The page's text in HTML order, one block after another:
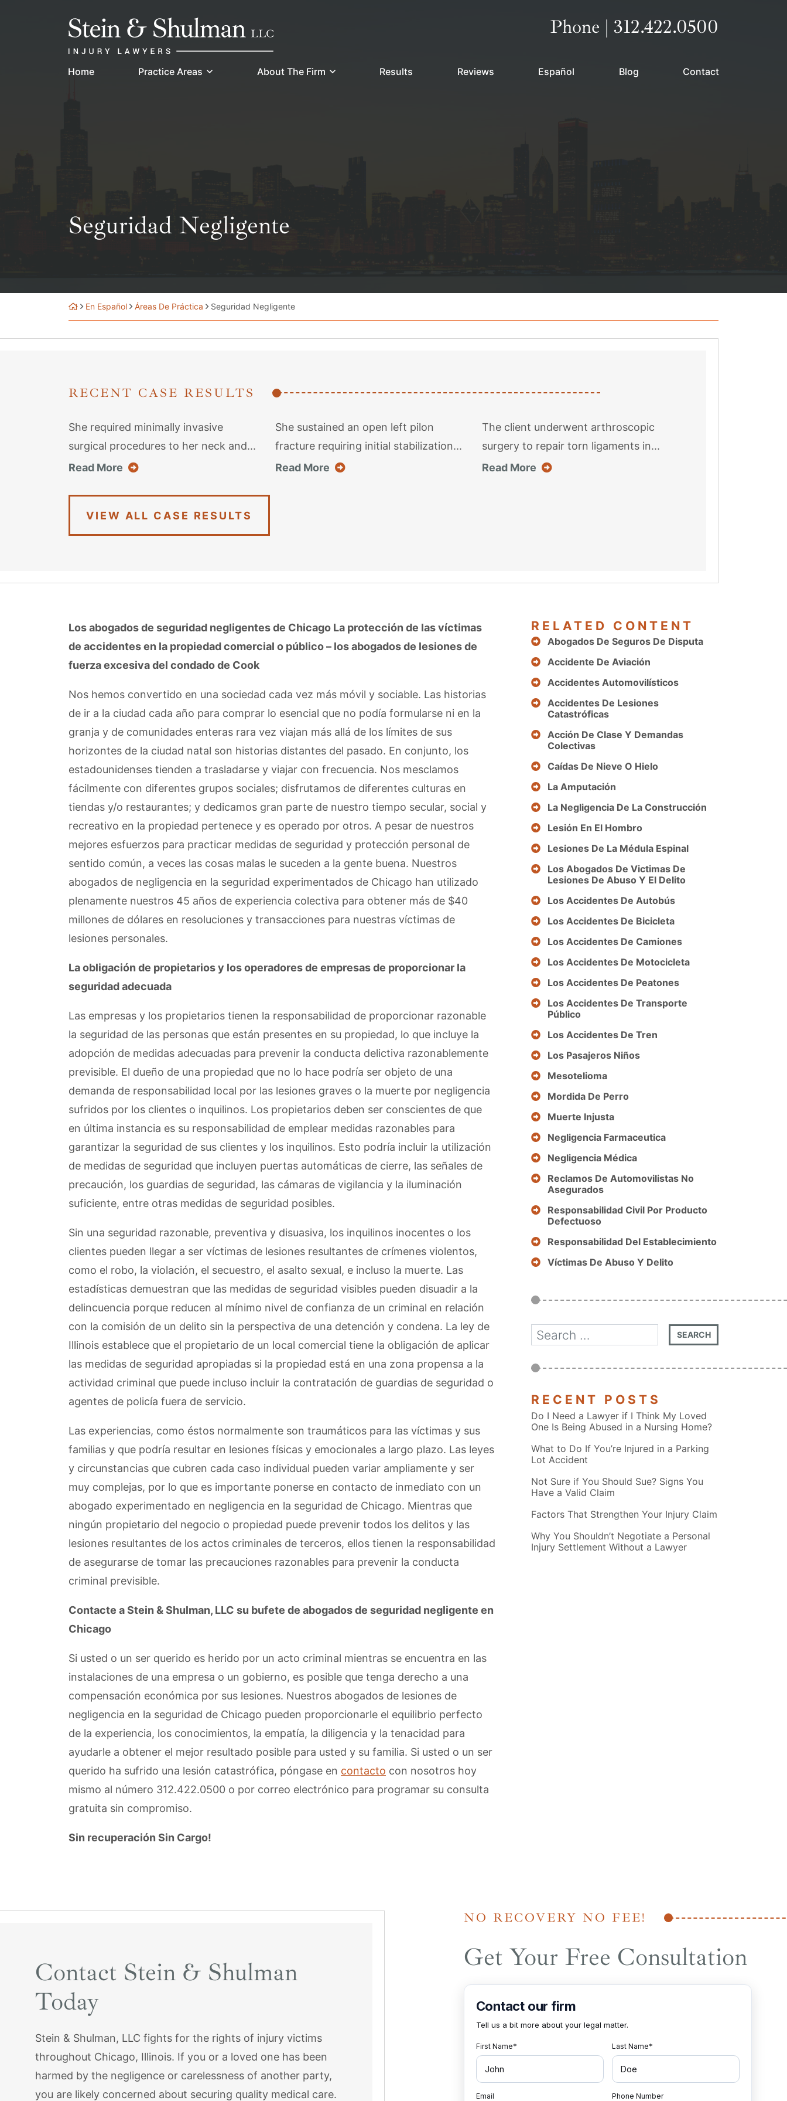
Return home Call our office
Phone | 312.422.0500
Home Practice Areas About The Firm Results Reviews Español Blog Contact
Seguridad Negligente
En Español Áreas De Práctica Seguridad Negligente
RECENT CASE RESULTS
She required minimally invasive
surgical procedures to her neck and...
Read More about this case result
She sustained an open left pilon
fracture requiring initial stabilization...
Read More about this case result
The client underwent arthroscopic
surgery to repair torn ligaments in...
Read More about this case result
VIEW ALL CASE RESULTS
Los abogados de seguridad negligentes de Chicago La protección de las víctimas
de accidentes en la propiedad comercial o público – los abogados de lesiones de
fuerza excesiva del condado de Cook
Nos hemos convertido en una sociedad cada vez más móvil y sociable. Las historias
de ir a la ciudad cada año para comprar lo esencial que no podía formularse ni en la
granja y de comunidades enteras rara vez viajan más allá de los límites de sus
horizontes de la ciudad natal son historias distantes del pasado. En conjunto, los
estadounidenses tienden a trasladarse y viajar con frecuencia. Nos mesclamos
fácilmente con diferentes grupos sociales; disfrutamos de diferentes culturas en
tiendas y/o restaurantes; y dedicamos gran parte de nuestro tiempo secular, social y
recreativo en la propiedad pertenece y es operado por otros. A pesar de nuestros
mejores esfuerzos para practicar medidas de seguridad y protección personal de
sentido común, a veces las cosas malas le suceden a la gente buena. Nuestros
abogados de negligencia en la seguridad experimentados de Chicago han utilizado
plenamente nuestros 45 años de experiencia colectiva para obtener más de $40
millones de dólares en resoluciones y transacciones para nuestras víctimas de
lesiones personales.
La obligación de propietarios y los operadores de empresas de proporcionar la
seguridad adecuada
Las empresas y los propietarios tienen la responsabilidad de proporcionar razonable
la seguridad de las personas que están presentes en su propiedad, lo que incluye la
adopción de medidas adecuadas para prevenir la conducta delictiva razonablemente
previsible. El dueño de una propiedad que no lo hace podría ser objeto de una
demanda de responsabilidad local por las lesiones graves o la muerte por negligencia
sufridos por los clientes o inquilinos. Los propietarios deben ser conscientes de que
en última instancia es su responsabilidad de emplear medidas razonables para
garantizar la seguridad de sus clientes y los inquilinos. Esto podría incluir la utilización
de medidas de seguridad que incluyen puertas automáticas de cierre, las señales de
precaución, los guardias de seguridad, las cámaras de vigilancia y la iluminación
suficiente, entre otras medidas de seguridad posibles.
Sin una seguridad razonable, preventiva y disuasiva, los inquilinos inocentes o los
clientes pueden llegar a ser víctimas de lesiones resultantes de crímenes violentos,
como el robo, la violación, el secuestro, el asalto sexual, e incluso la muerte. Las
estadísticas demuestran que las medidas de seguridad visibles pueden disuadir a la
delincuencia porque reducen al mínimo nivel de confianza de un criminal en relación
con la comisión de un delito sin la perspectiva de una detención y condena. La ley de
Illinois establece que el propietario de un local comercial tiene la obligación de aplicar
las medidas de seguridad apropiadas si la propiedad está en una zona propensa a la
actividad criminal que puede incluso incluir la contratación de guardias de seguridad o
agentes de policía fuera de servicio.
Las experiencias, como éstos normalmente son traumáticos para las víctimas y sus
familias y que podría resultar en lesiones físicas y emocionales a largo plazo. Las leyes
y circunstancias que cubren cada caso individual pueden variar ampliamente y ser
muy complejas, por lo que es importante ponerse en contacto de inmediato con un
abogado experimentado en negligencia en la seguridad de Chicago. Mientras que
ningún propietario del negocio o propiedad puede prevenir todos los delitos y las
lesiones resultantes de los actos criminales de terceros, ellos tienen la responsabilidad
de asegurarse de tomar las precauciones razonables para prevenir la conducta
criminal previsible.
Contacte a Stein & Shulman, LLC su bufete de abogados de seguridad negligente en
Chicago
Si usted o un ser querido es herido por un acto criminal mientras se encuentra en las
instalaciones de una empresa o un gobierno, es posible que tenga derecho a una
compensación económica por sus lesiones. Nuestros abogados de lesiones de
negligencia en la seguridad de Chicago pueden proporcionarle el equilibrio perfecto
de la experiencia, los conocimientos, la empatía, la diligencia y la tenacidad para
ayudarle a obtener el mejor resultado posible para usted y su familia. Si usted o un ser
querido ha sufrido una lesión catastrófica, póngase en contacto con nosotros hoy
mismo al número 312.422.0500 o por correo electrónico para programar su consulta
gratuita sin compromiso.
Sin recuperación Sin Cargo!
RELATED CONTENT
Abogados De Seguros De Disputa
Accidente De Aviación
Accidentes Automovilísticos
Accidentes De Lesiones
Catastróficas
Acción De Clase Y Demandas
Colectivas
Caídas De Nieve O Hielo
La Amputación
La Negligencia De La Construcción
Lesión En El Hombro
Lesiones De La Médula Espinal
Los Abogados De Victimas De
Lesiones De Abuso Y El Delito
Los Accidentes De Autobús
Los Accidentes De Bicicleta
Los Accidentes De Camiones
Los Accidentes De Motocicleta
Los Accidentes De Peatones
Los Accidentes De Transporte
Público
Los Accidentes De Tren
Los Pasajeros Niños
Mesotelioma
Mordida De Perro
Muerte Injusta
Negligencia Farmaceutica
Negligencia Médica
Reclamos De Automovilistas No
Asegurados
Responsabilidad Civil Por Producto
Defectuoso
Responsabilidad Del Establecimiento
Víctimas De Abuso Y Delito
RECENT POSTS
Do I Need a Lawyer if I Think My Loved
One Is Being Abused in a Nursing Home?
What to Do If You’re Injured in a Parking
Lot Accident
Not Sure if You Should Sue? Signs You
Have a Valid Claim
Factors That Strengthen Your Injury Claim
Why You Shouldn’t Negotiate a Personal
Injury Settlement Without a Lawyer
Contact Stein & Shulman
Today
Stein & Shulman, LLC fights for the rights of injury victims
throughout Chicago, Illinois. If you or a loved one has been
harmed by the negligence or carelessness of another party,
you are likely concerned about securing quality medical care.
NO RECOVERY NO FEE!
Get Your Free Consultation